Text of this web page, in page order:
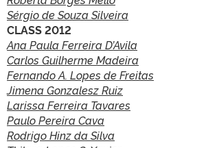
Sérgio de Souza Silveira
CLASS 2012
Ana Paula Ferreira D’Avila
Carlos Guilherme Madeira
Fernando A. Lopes de Freitas
Jimena Gonzalesz Ruiz
Larissa Ferreira Tavares
Paulo Pereira Cava
Rodrigo Hinz da Silva